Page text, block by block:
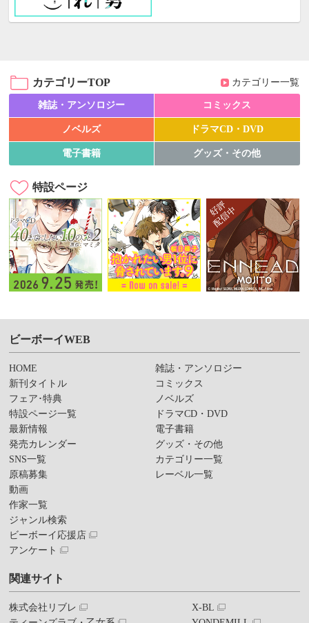
カテゴリーTOP カテゴリー一覧
雑誌・アンソロジー コミックス
ノベルズ ドラマCD・DVD
電子書籍 グッズ・その他
特設ページ
ビーボーイWEB
HOME
新刊タイトル
フェア･特典
特設ページ一覧
最新情報
発売カレンダー
SNS一覧
原稿募集
動画
作家一覧
ジャンル検索
ビーボーイ応援店
アンケート
雑誌・アンソロジー
コミックス
ノベルズ
ドラマCD・DVD
電子書籍
グッズ・その他
カテゴリー一覧
レーベル一覧
関連サイト
株式会社リブレ
X-BL